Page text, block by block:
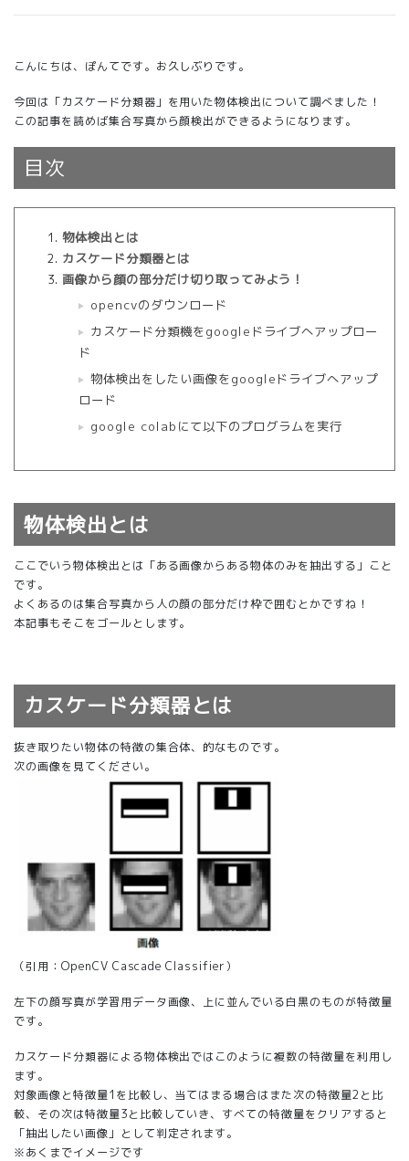
こんにちは、ぽんてです。お久しぶりです。
今回は「カスケード分類器」を用いた物体検出について調べました！
この記事を読めば集合写真から顔検出ができるようになります。
目次
物体検出とは
カスケード分類器とは
画像から顔の部分だけ切り取ってみよう！
opencvのダウンロード
カスケード分類機をgoogleドライブへアップロー
ド
物体検出をしたい画像をgoogleドライブへアップ
ロード
google colabにて以下のプログラムを実行
物体検出とは
ここでいう物体検出とは「ある画像からある物体のみを抽出する」こと
です。
よくあるのは集合写真から人の顔の部分だけ枠で囲むとかですね！
本記事もそこをゴールとします。
カスケード分類器とは
抜き取りたい物体の特徴の集合体、的なものです。
次の画像を見てください。
（引用： OpenCV Cascade Classifier）
左下の顔写真が学習用データ画像、上に並んでいる白黒のものが特徴量
です。
カスケード分類器による物体検出ではこのように複数の特徴量を利用し
ます。
対象画像と特徴量1を比較し、当てはまる場合はまた次の特徴量2と比
較、その次は特徴量3と比較していき、すべての特徴量をクリアすると
「抽出したい画像」として判定されます。
※あくまでイメージです